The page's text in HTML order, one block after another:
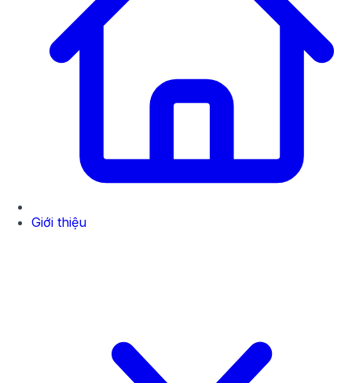
Giới thiệu